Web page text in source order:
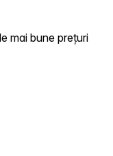
mai bune prețuri